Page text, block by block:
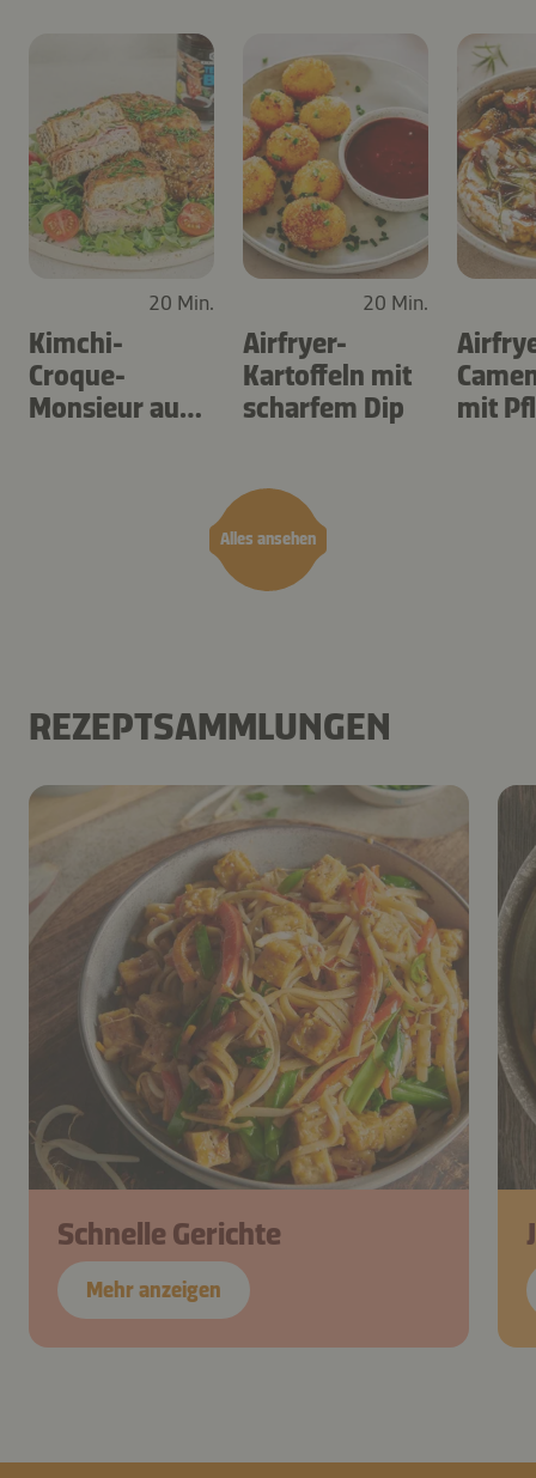
Alles ansehen
20 Min.
Kimchi-
Croque-
Monsieur aus
20 Min.
Airfryer-
Kartoffeln mit
scharfem Dip
mit
REZEPTSAMMLUNGEN
Schnelle Gerichte
Mehr anzeigen